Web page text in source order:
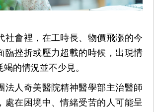
社會裡，在工時長、物價飛漲的今
臨挫折或壓力超載的時候，出現情
的情況並不少見。
法人奇美醫院精神醫學部主治醫師
處在困境中、情緒受苦的人可能呈